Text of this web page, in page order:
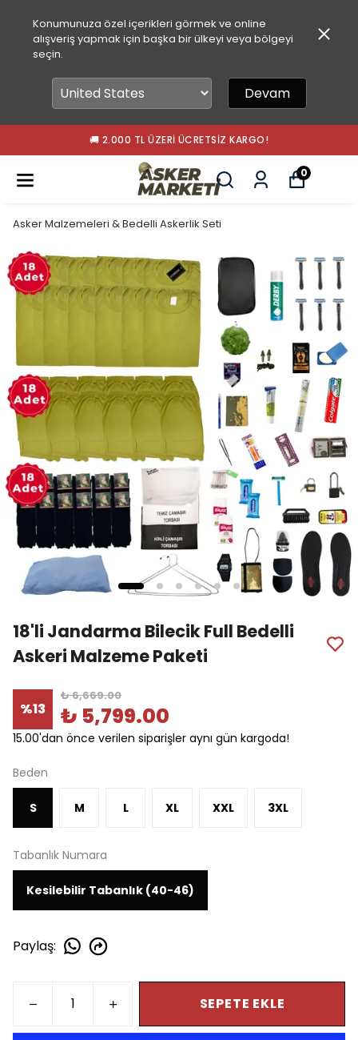
Konumunuza özel içerikleri görmek ve online
alışveriş yapmak için başka bir ülkeyi veya bölgeyi
seçin.
Devam
🚚 2.000 TL ÜZERI ÜCRETSIZ KARGO!
0
Asker Malzemeleri & Bedelli Askerlik Seti
18'li Jandarma Bilecik Full Bedelli
Askeri Malzeme Paketi
%13
₺ 6,669.00
₺ 5,799.00
15.00'dan önce verilen siparişler aynı gün kargoda!
Beden
S M L XL XXL 3XL
Tabanlık Numara
Kesilebilir Tabanlık (40-46)
Paylaş:
SEPETE EKLE